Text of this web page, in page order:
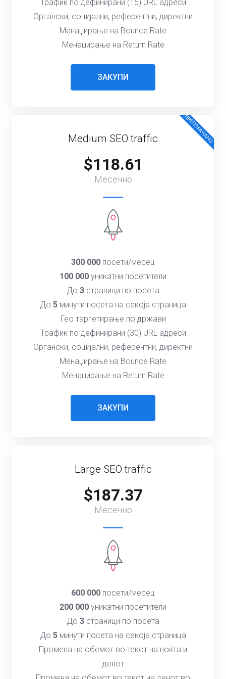
Трафик по дефинирани (15) URL адреси
Органски, социјални, референтни, директни
Менаџирање на Bounce Rate
Менаџирање на Return Rate
ЗАКУПИ
ПРЕПОРАЧАНО
Medium SEO traffic
$118.61
Месечно
300 000 посети/месец
100 000 уникатни посетители
До 3 страници по посета
До 5 минути посета на секоја страница
Гео таргетирање по држави
Трафик по дефинирани (30) URL адреси
Органски, социјални, референтни, директни
Менаџирање на Bounce Rate
Менаџирање на Return Rate
ЗАКУПИ
Large SEO traffic
$187.37
Месечно
600 000 посети/месец
200 000 уникатни посетители
До 3 страници по посета
До 5 минути посета на секоја страница
Промена на обемот во текот на ноќта и
денот